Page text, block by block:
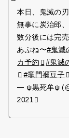
本日、鬼滅の
無事に炭治郎
数分後には完売
あぶね〜#鬼滅
カ予約
#鬼滅
#竈門禰豆子
— ψ黒死牟ψ
2021